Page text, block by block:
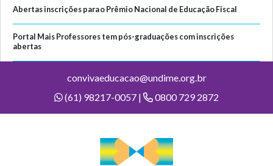
Abertas inscrições para o Prêmio Nacional de Educação Fiscal
Portal Mais Professores tem pós-graduações com inscrições
abertas
convivaeducacao@undime.org.br
(61) 98217-0057 |
0800 729 2872